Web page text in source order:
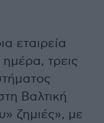
εταιρεία
τρεις
Βαλτική
ζημιές», με